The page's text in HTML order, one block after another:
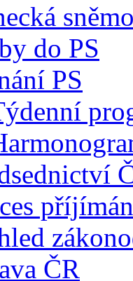
do PS
PS
ČR